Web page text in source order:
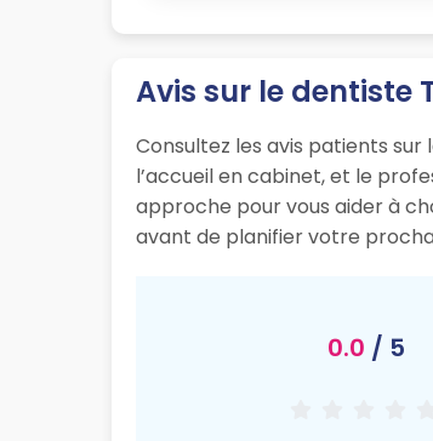
Avis sur le dentiste
Consultez les avis patients
l’accueil en cabinet, et le
approche pour vous aider à
avant de planifier votre
0.0 / 5